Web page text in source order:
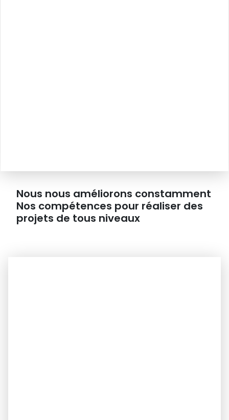
Nous nous améliorons constamment
Nos compétences pour réaliser des
projets de tous niveaux